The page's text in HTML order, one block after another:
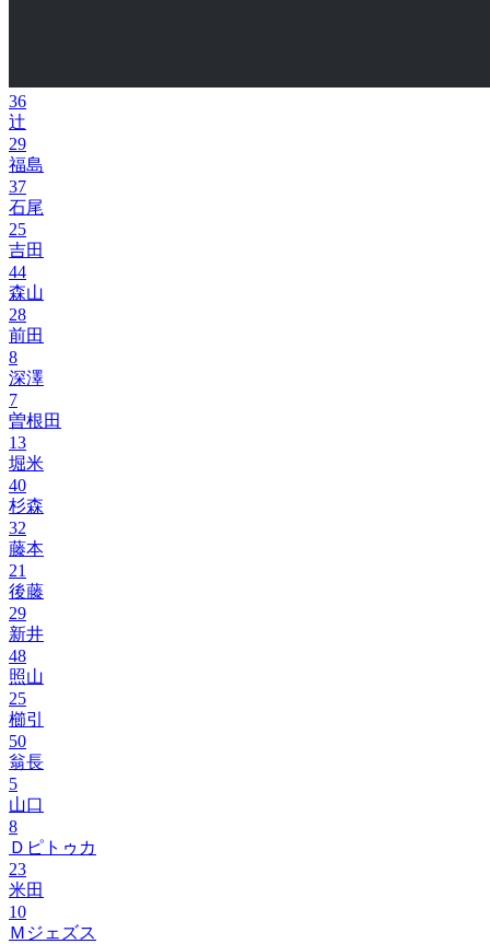
36
辻
29
福島
37
石尾
25
吉田
44
森山
28
前田
8
深澤
7
曽根田
13
堀米
40
杉森
32
藤本
21
後藤
29
新井
48
照山
25
櫛引
50
翁長
5
山口
8
Ｄピトゥカ
23
米田
10
Ｍジェズス